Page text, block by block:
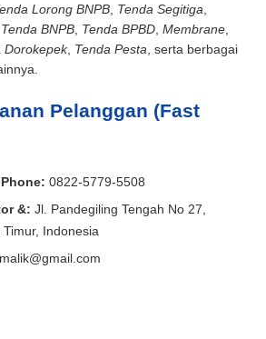
Lorong BNPB Tenda Segitiga
Tenda BNPB Tenda BPBD Membrane
Dorokepek, Tenda Pesta , serta berbagai
Pelanggan (Fast
0822-5779-5508
&: Jl. Pandegiling Tengah No 27,
Indonesia